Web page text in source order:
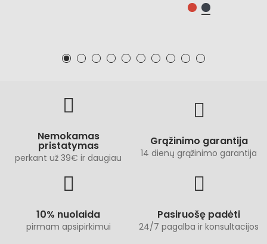
Nemokamas
pristatymas
perkant už 39€ ir daugiau
Grąžinimo garantija
14 dienų grąžinimo garantija
10% nuolaida
pirmam apsipirkimui
Pasiruošę padėti
24/7 pagalba ir konsultacijos